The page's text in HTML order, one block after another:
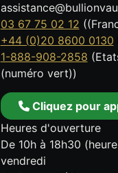
03 67 75 02 12
+44 (0)20 8600 0130
1-888-908-2858
(numéro vert))
Cliquez pour
Heures d'ouverture
De 10h à 18h30
vendredi